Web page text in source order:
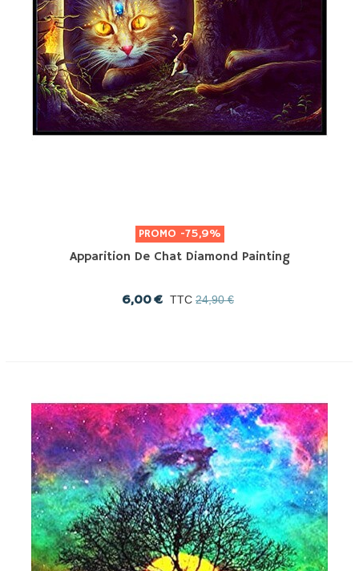
PROMO -75,9%
Apparition De Chat Diamond Painting
6,00 € TTC 24,90 €